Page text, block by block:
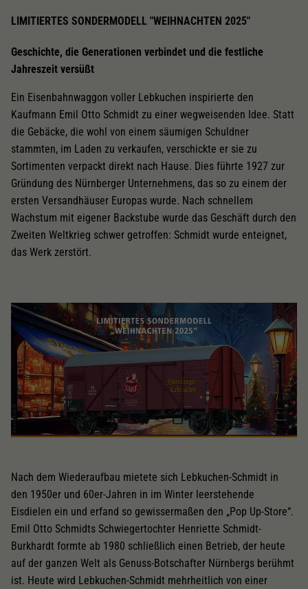
LIMITIERTES SONDERMODELL "WEIHNACHTEN 2025"
Geschichte, die Generationen verbindet und die festliche
Jahreszeit versüßt
Ein Eisenbahnwaggon voller Lebkuchen inspirierte den
Kaufmann Emil Otto Schmidt zu einer wegweisenden Idee. Statt
die Gebäcke, die wohl von einem säumigen Schuldner
stammten, im Laden zu verkaufen, verschickte er sie zu
Sortimenten verpackt direkt nach Hause. Dies führte 1927 zur
Gründung des Nürnberger Unternehmens, das so zu einem der
ersten Versandhäuser Europas wurde. Nach schnellem
Wachstum mit eigener Backstube wurde das Geschäft durch den
Zweiten Weltkrieg schwer getroffen: Schmidt wurde enteignet,
das Werk zerstört.
Nach dem Wiederaufbau mietete sich Lebkuchen-Schmidt in
den 1950er und 60er-Jahren in im Winter leerstehende
Eisdielen ein und erfand so gewissermaßen den „Pop Up-Store“.
Emil Otto Schmidts Schwiegertochter Henriette Schmidt-
Burkhardt formte ab 1980 schließlich einen Betrieb, der heute
auf der ganzen Welt als Genuss-Botschafter Nürnbergs berühmt
ist. Heute wird Lebkuchen-Schmidt mehrheitlich von einer